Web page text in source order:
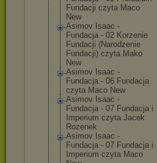
Fundacji czyta Maco
New
Asimov Isaac -
Fundacja - 02 Korzenie
Fundacji (Narodzenie
Fundacji) czyta Mako
New
Asimov Isaac -
Fundacja - 06 Fundacja
czyta Maco New
Asimov Isaac -
Fundacja - 07 Fundacja i
Imperium czyta Jacek
Rozenek
Asimov Isaac -
Fundacja - 07 Fundacja i
Imperium czyta Maco